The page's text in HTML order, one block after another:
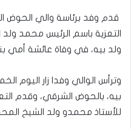
قدم وفد برئاسة والي الحوض
التعزية باسم الرئيس محمد
ولد بيه، في وفاة عائشة أمي
وترأس الوالي وفدا زار اليوم
بيه، بالحوض الشرقي، وقدم
للأستاذ محمدو ولد الشيخ